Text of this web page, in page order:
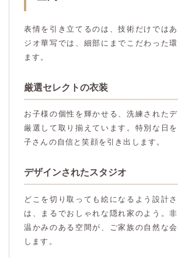
表情を引き立てるのは、技術だけでは
ジオ華写では、細部にまでこだわった
ます。
厳選セレクトの衣装
お子様の個性を輝かせる、洗練された
厳選して取り揃えています。特別な日
子さんの自信と笑顔を引き出します。
デザインされたスタジオ
どこを切り取っても絵になるよう設計
は、まるでおしゃれな隠れ家のよう。
温かみのある空間が、ご家族の自然な
します。